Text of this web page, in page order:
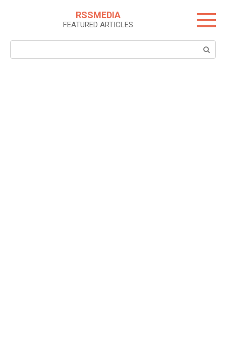
RSSMEDIA
FEATURED ARTICLES
Search: